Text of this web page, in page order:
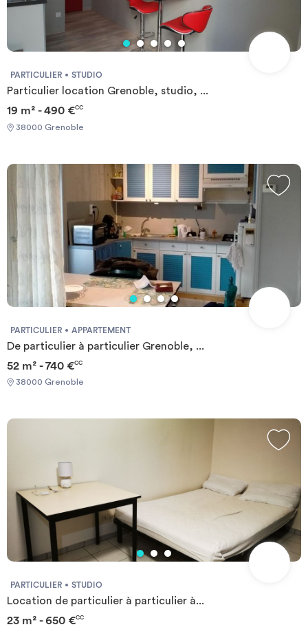
PARTICULIER STUDIO
Particulier location Grenoble, studio, ...
19 m² - 490 €CC
38000 Grenoble
PARTICULIER APPARTEMENT
De particulier à particulier Grenoble, ...
52 m² - 740 €CC
38000 Grenoble
PARTICULIER STUDIO
Location de particulier à particulier à...
23 m² - 650 €CC